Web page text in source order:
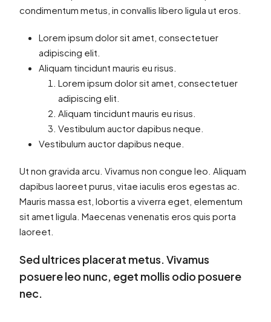
condimentum metus, in convallis libero ligula ut eros.
Lorem ipsum dolor sit amet, consectetuer
adipiscing elit.
Aliquam tincidunt mauris eu risus.
Lorem ipsum dolor sit amet, consectetuer
adipiscing elit.
Aliquam tincidunt mauris eu risus.
Vestibulum auctor dapibus neque.
Vestibulum auctor dapibus neque.
Ut non gravida arcu. Vivamus non congue leo. Aliquam
dapibus laoreet purus, vitae iaculis eros egestas ac.
Mauris massa est, lobortis a viverra eget, elementum
sit amet ligula. Maecenas venenatis eros quis porta
laoreet.
Sed ultrices placerat metus. Vivamus
posuere leo nunc, eget mollis odio posuere
nec.